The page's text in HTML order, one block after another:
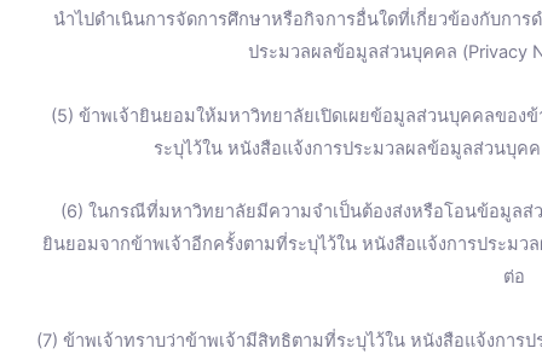
นำไปดำเนินการจัดการศึกษาหรือกิจการอื่นใดที่เกี่ยวข้องกับกา
ประมวลผลข้อมูลส่วนบุคคล (Privacy
(5) ข้าพเจ้ายินยอมให้มหาวิทยาลัยเปิดเผยข้อมูลส่วนบุคคลของ
ระบุไว้ใน หนังสือแจ้งการประมวลผลข้อมูลส่วนบุค
(6) ในกรณีที่มหาวิทยาลัยมีความจำเป็นต้องส่งหรือโอนข้อมูล
ยินยอมจากข้าพเจ้าอีกครั้งตามที่ระบุไว้ใน หนังสือแจ้งการประม
ต่อ
(7) ข้าพเจ้าทราบว่าข้าพเจ้ามีสิทธิตามที่ระบุไว้ใน หนังสือแจ้งกา